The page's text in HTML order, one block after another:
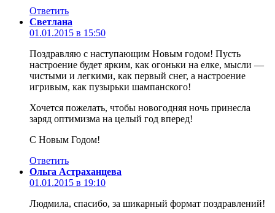
Ответить
Светлана
01.01.2015 в 15:50
Поздравляю с наступающим Новым годом! Пусть
настроение будет ярким, как огоньки на елке, мысли —
чистыми и легкими, как первый снег, а настроение
игривым, как пузырьки шампанского!
Хочется пожелать, чтобы новогодняя ночь принесла
заряд оптимизма на целый год вперед!
С Новым Годом!
Ответить
Ольга Астраханцева
01.01.2015 в 19:10
Людмила, спасибо, за шикарный формат поздравлений!